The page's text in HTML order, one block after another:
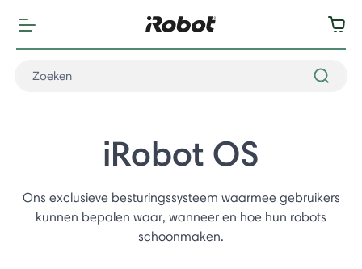
iRobot OS
Ons exclusieve besturingssysteem waarmee gebruikers
kunnen bepalen waar, wanneer en hoe hun robots
schoonmaken.